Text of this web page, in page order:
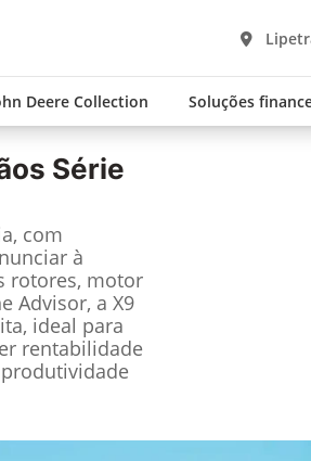
Deere Collection Soluções
Série
com
à
rotores, motor
Advisor, a X9
ideal para
rentabilidade